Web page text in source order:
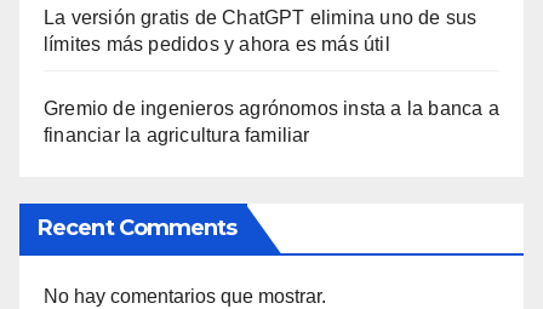
La versión gratis de ChatGPT elimina uno de sus
límites más pedidos y ahora es más útil
Gremio de ingenieros agrónomos insta a la banca a
financiar la agricultura familiar
Recent Comments
No hay comentarios que mostrar.